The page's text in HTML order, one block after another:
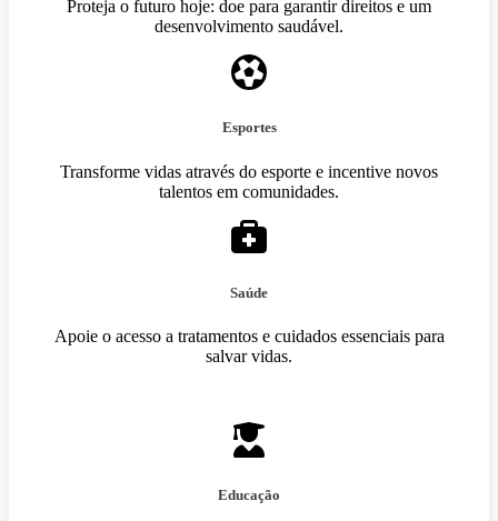
Proteja o futuro hoje: doe para garantir direitos e um
desenvolvimento saudável.
Esportes
Transforme vidas através do esporte e incentive novos
talentos em comunidades.
Saúde
Apoie o acesso a tratamentos e cuidados essenciais para
salvar vidas.
Educação